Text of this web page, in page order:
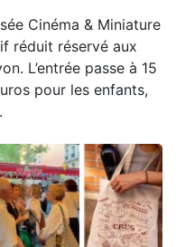
Cinéma & Miniature
réduit réservé aux
L’entrée passe à 15
pour les enfants,